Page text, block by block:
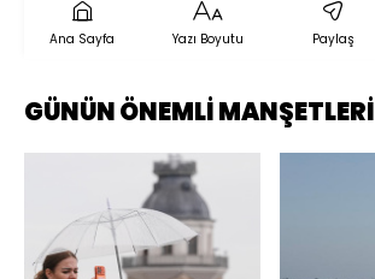
Ana Sayfa Yazı Boyutu Paylaş
GÜNÜN ÖNEMLİ MANŞETLERİ